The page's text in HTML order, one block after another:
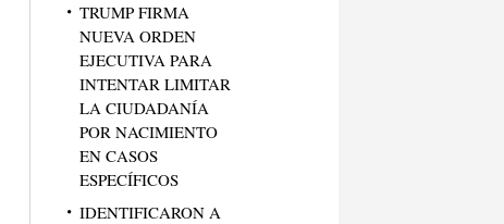
TRUMP FIRMA
NUEVA ORDEN
EJECUTIVA PARA
INTENTAR LIMITAR
LA CIUDADANÍA
POR NACIMIENTO
EN CASOS
ESPECÍFICOS
IDENTIFICARON A